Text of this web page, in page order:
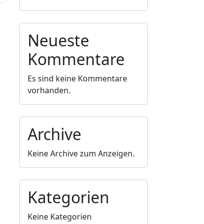
Neueste
Kommentare
Es sind keine Kommentare
vorhanden.
Archive
Keine Archive zum Anzeigen.
Kategorien
Keine Kategorien